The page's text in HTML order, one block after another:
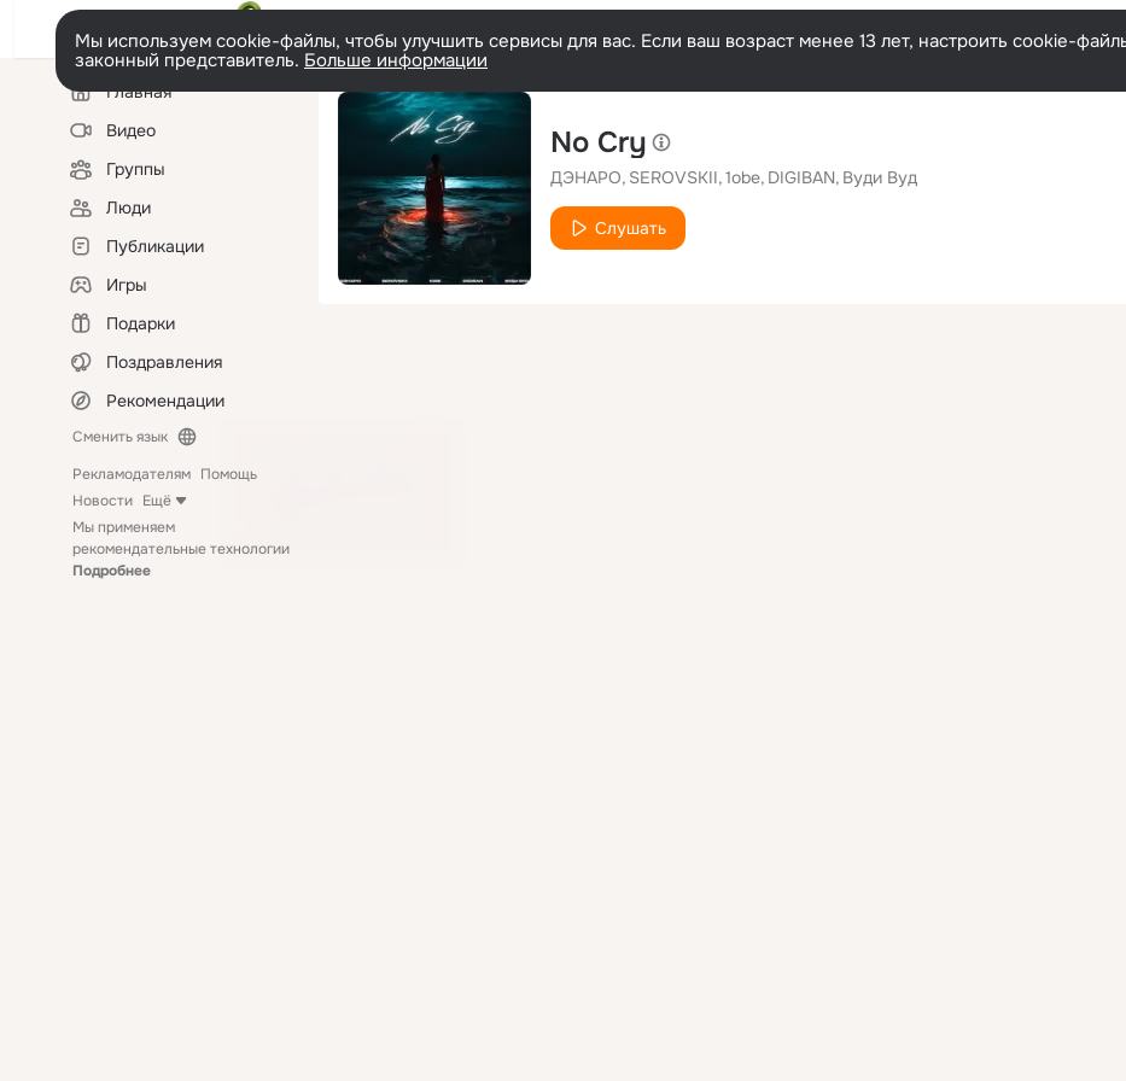
Мы используем cookie-файлы, чтобы улучшить сервисы для вас. Если ваш возраст менее 13 лет, настроить cookie-
законный представитель. Больше информации
Левая
колонкаГлавная
Видео
Группы
Люди
Публикации
Игры
Подарки
Поздравления
Рекомендации
Сменить язык
Рекламодателям Помощь
Новости Ещё
Мы применяем
рекомендательные технологии
Подробнее
No Cry
ДЭНАРО SEROVSKII 1obe DIGIBAN Вуди Вуд
Слушать